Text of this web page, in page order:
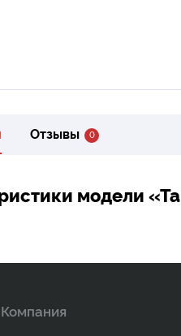
Отзывы 0
модели
Компания